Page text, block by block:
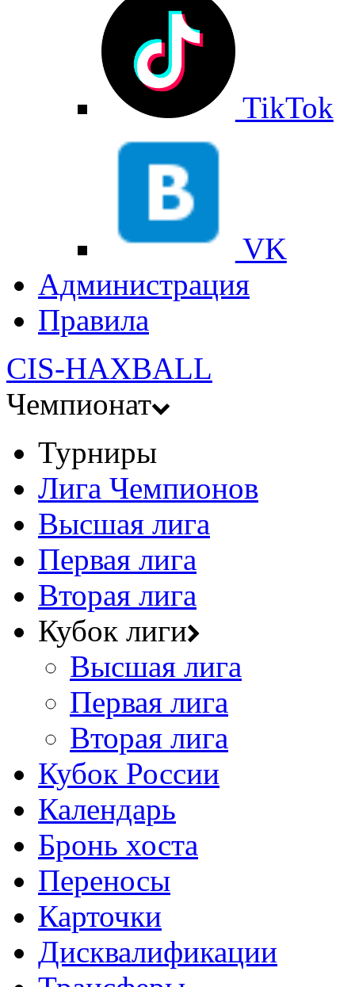
TikTok
VK
Администрация
Правила
CIS-HAXBALL
Чемпионат
Турниры
Лига Чемпионов
Высшая лига
Первая лига
Вторая лига
Кубок лиги
Высшая лига
Первая лига
Вторая лига
Кубок России
Календарь
Бронь хоста
Переносы
Карточки
Дисквалификации